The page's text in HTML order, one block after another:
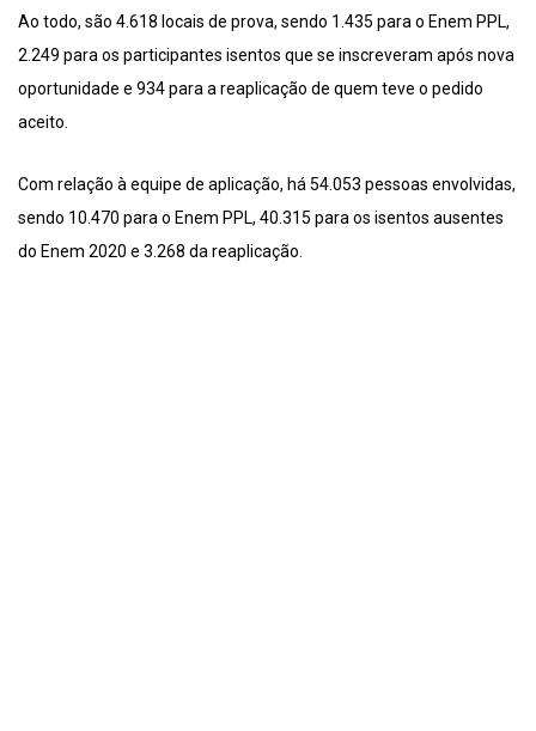
Ao todo, são 4.618 locais de prova, sendo 1.435 para o Enem PPL,
2.249 para os participantes isentos que se inscreveram após nova
oportunidade e 934 para a reaplicação de quem teve o pedido
aceito.
Com relação à equipe de aplicação, há 54.053 pessoas envolvidas,
sendo 10.470 para o Enem PPL, 40.315 para os isentos ausentes
do Enem 2020 e 3.268 da reaplicação.